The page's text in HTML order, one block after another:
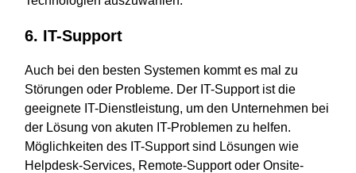
6. IT-Support
Auch bei den besten Systemen kommt es mal zu
Störungen oder Probleme. Der IT-Support ist die
geeignete IT-Dienstleistung, um den Unternehmen bei
der Lösung von akuten IT-Problemen zu helfen.
Möglichkeiten des IT-Support sind Lösungen wie
Helpdesk-Services, Remote-Support oder Onsite-